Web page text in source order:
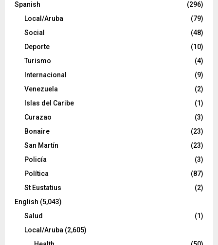
Spanish
(296)
Local/Aruba
(79)
Social
(48)
Deporte
(10)
Turismo
(4)
Internacional
(9)
Venezuela
(2)
Islas del Caribe
(1)
Curazao
(3)
Bonaire
(23)
San Martín
(23)
Policía
(3)
Política
(87)
St Eustatius
(2)
English (5,043)
Salud
(1)
Local/Aruba (2,605)